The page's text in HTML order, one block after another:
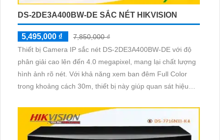
DS-2DE3A400BW-DE SẮC NÉT HIKVISION
5,495,000 ₫
7,850,000 ₫
Thiết bị Camera IP sắc nét DS-2DE3A400BW-DE với độ
phân giải cao lên đến 4.0 megapixel, mang lại chất lượng
hình ảnh rõ nét. Với khả năng xem ban đêm Full Color
trong khoảng cách 30m, thiết bị này giúp quan sát hiệu
tiến, Camera IP này không giảm chất lượng hình ảnh,
thậm chí có thể hiển thị màu sắc trong điều kiện ánh sáng
yếu